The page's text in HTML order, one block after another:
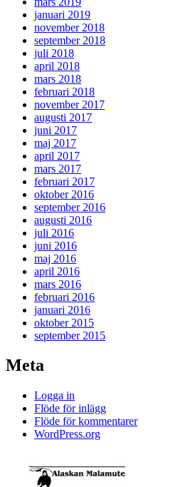
januari 2019
november 2018
september 2018
juli 2018
april 2018
mars 2018
februari 2018
november 2017
augusti 2017
juni 2017
maj 2017
april 2017
mars 2017
februari 2017
oktober 2016
september 2016
augusti 2016
juli 2016
juni 2016
maj 2016
april 2016
mars 2016
februari 2016
januari 2016
oktober 2015
september 2015
Meta
Logga in
Flöde för inlägg
Flöde för kommentarer
WordPress.org